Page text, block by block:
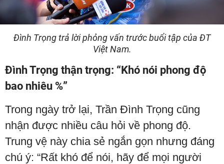
Đình Trọng trả lời phỏng vấn trước buổi tập của ĐT
Việt Nam.
Đình Trọng thận trọng: “Khó nói phong độ
bao nhiêu %”
Trong ngày trở lại, Trần Đình Trọng cũng
nhận được nhiều câu hỏi về phong độ.
Trung vệ này chia sẻ ngắn gọn nhưng đáng
chú ý: “Rất khó để nói, hãy để mọi người